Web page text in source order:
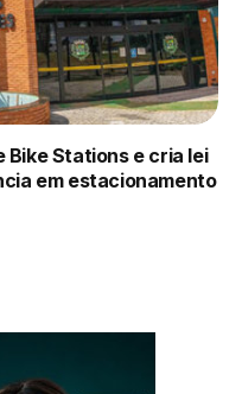
Bike Stations e cria lei
em estacionamento